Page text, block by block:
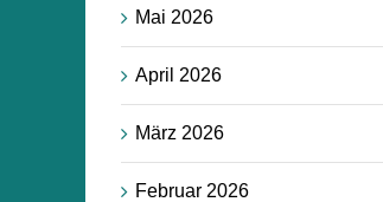
Mai 2026
April 2026
März 2026
Februar 2026